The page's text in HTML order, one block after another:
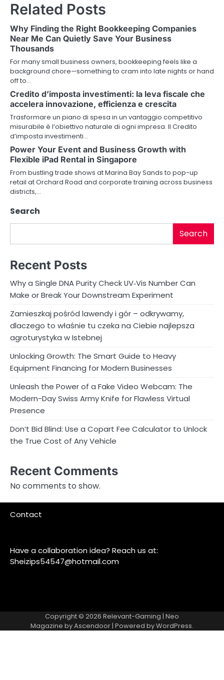
n
a
v
i
g
a
t
i
o
n
Related Posts
Why Finding the Right Bookkeeping Companies
Near Me Can Quietly Save Your Business
Thousands
For many small business owners, bookkeeping feels like a
background chore—something to cram into late nights or hand
off to…
Credito d’imposta investimenti: la leva fiscale che
accelera innovazione, efficienza e crescita
Trasformare un piano di spesa in un vantaggio competitivo
misurabile è l’obiettivo naturale di ogni impresa. Il Credito
d’imposta investimenti…
Power Your Event and Business Growth with
Flexible iPad Rental in Singapore
From bustling trade shows at Marina Bay Sands to pop-up
retail at Orchard Road and corporate training across business
districts,…
Search
Search
Recent Posts
Why a Single DNA Purity Check UV‑Vis Number Can
Make or Break Your Downstream Experiment
Zamieszkaj pośród lawendy i gór – odkrywamy,
dlaczego to właśnie tu czeka na Ciebie najlepsza
agroturystyka w Istebnej
Unlocking Growth: The Smart Guide to Heavy
Equipment Financing for Modern Businesses
Unleash the Power of a Fake Video Webcam: The
Modern-Day Swiss Army Knife for Flawless Virtual
Presence
Don’t Bid Blind: Use a Copart Fee Calculator to Unlock
the True Cost of Any Vehicle
Recent Comments
No comments to show.
Contact
Have a collaboration idea? Reach us at:
Sheizips54547@hotmail.com
Copyright © 2026 Relevant-Gaming | Neo
Magazine byAscendoor| Powered byWordPress.